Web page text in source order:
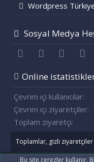
Wordpress
Sosyal Medya
FacebookTwitter youtube
Online
Çevrim içi kullanıcılar
Çevrim içi ziyaretçiler
Toplam ziyaretçi
Toplamlar, gizli
Bu site çerezler kullanır.